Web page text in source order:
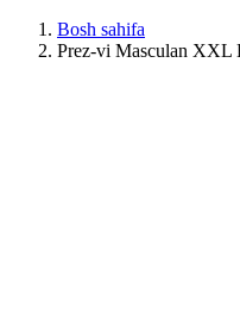
Bosh sahifa
Prez-vi Masculan